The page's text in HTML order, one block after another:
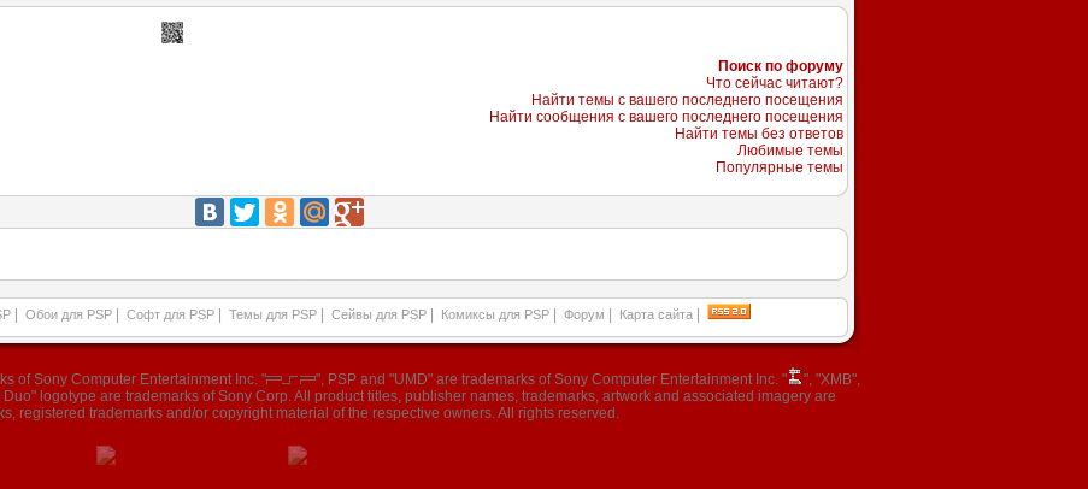
Поиск по форуму
Что сейчас читают?
Найти темы с вашего последнего посещения
Найти сообщения с вашего последнего посещения
Найти темы без ответов
Любимые темы
Популярные темы
Обои для PSP Софт для PSP Темы для PSP Сейвы для PSP Комиксы для PSP Форум Карта сайта
of Sony Computer Entertainment Inc. " ", PSP and "UMD" are trademarks of Sony Computer Entertainment Inc. "
", "XMB",
logotype are trademarks of Sony Corp. All product titles, publisher names, trademarks, artwork and associated imagery are
registered trademarks and/or copyright material of the respective owners. All rights reserved.